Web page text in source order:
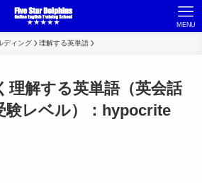
MENU
ディング 理解する英単語
理解する英単語（英会話
験レベル）：hypocrite